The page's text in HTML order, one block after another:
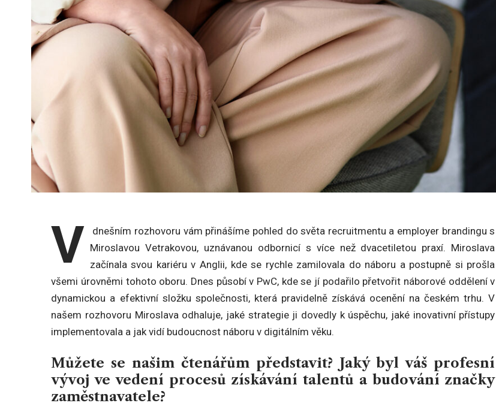
V
dnešním rozhovoru vám přinášíme pohled do světa recruitmentu a employer brandingu s
Miroslavou Vetrakovou, uznávanou odbornicí s více než dvacetiletou praxí. Miroslava
začínala svou kariéru v Anglii, kde se rychle zamilovala do náboru a postupně si prošla
všemi úrovněmi tohoto oboru. Dnes působí v PwC, kde se jí podařilo přetvořit náborové oddělení v
dynamickou a efektivní složku společnosti, která pravidelně získává ocenění na českém trhu. V
našem rozhovoru Miroslava odhaluje, jaké strategie ji dovedly k úspěchu, jaké inovativní přístupy
implementovala a jak vidí budoucnost náboru v digitálním věku.
Můžete se našim čtenářům představit? Jaký byl váš profesní
vývoj ve vedení procesů získávání talentů a budování značky
zaměstnavatele?